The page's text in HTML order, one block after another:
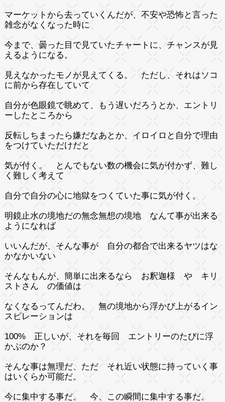
マーケットから去っていくんだが、不安や恐怖と言った
雑念がなくなった時に
今まで、曇った目で見ていたチャートに、チャンスが見
えるようになる。
見えなかったモノが見えてくる。 ただし、それはソコ
に前から存在していて
自分が色眼鏡で眺めて、もう遅いだろうとか、エントリ
ーしたところから
反転しちまったら嫌だなあとか、イロイロと自分で理由
をつけていただけだと
気が付く。 とんでもない数の機会に気が付かず、難し
く難しく考えて
自分で自分の心に地獄をつくていた事に気が付く。
明鏡止水の境地だの無念無想の境地 なんて事が出来る
ようになれば
いいんだが、そんな事が 自分の都合で出来るヤツはな
かなかいない
そんなもんが、簡単に出来るなら お釈迦様 や キリ
ストさん の価値は
なくなるってんだわ。 無の境地から浮かび上がるイン
スピレーションは
100% 正しいが、それを毎回 エントリーのたびに浮
かぶのか？
そんな事は無理だ、ただ それ近い状態に持っていく事
はいくらか可能だ。
今に集中する事だ。 今、この瞬間に集中する事だ。